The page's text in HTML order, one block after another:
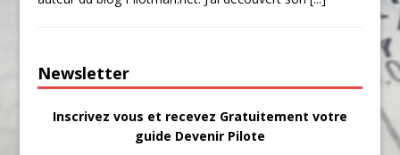
Newsletter
Inscrivez vous et recevez Gratuitement votre
guide Devenir Pilote